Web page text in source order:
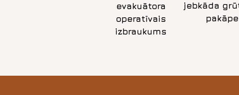
​evakuātora
operatīvais
izbraukums
jebkāda
pakāpe